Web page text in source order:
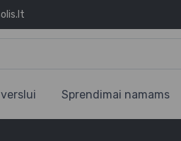
Sprendimai namams